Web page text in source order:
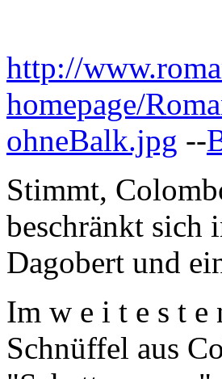
http://
homepage/
ohneBalk.jpg --
Stimmt,
beschränkt sich
Dagobert und
Im w e i t e s t e
Schnüffel aus